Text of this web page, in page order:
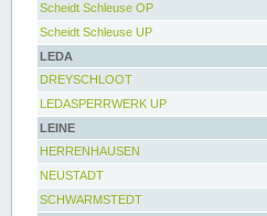
Scheidt Schleuse OP
Scheidt Schleuse UP
LEDA
DREYSCHLOOT
LEDASPERRWERK UP
LEINE
HERRENHAUSEN
NEUSTADT
SCHWARMSTEDT